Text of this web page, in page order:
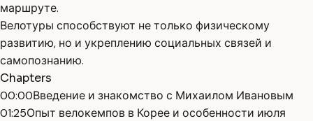
маршруте.
Велотуры способствуют не только физическому
развитию, но и укреплению социальных связей и
самопознанию.
Chapters
00:00Введение и знакомство с Михаилом Ивановым
01:25Опыт велокемпов в Корее и особенности июля